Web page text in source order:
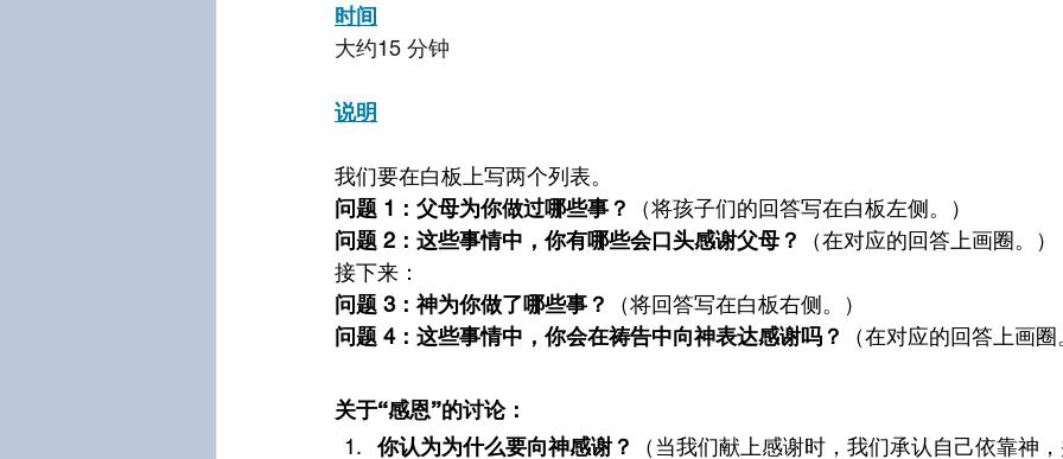
时间
大约15 分钟
说明
我们要在白板上写两个列表。
问题 1：父母为你做过哪些事？
（将孩子们的回答写在白板左侧。）
问题 2：这些事情中，你有哪些会口头感谢父母？
（在对应的回答上画圈。）
接下来：
问题 3：神为你做了哪些事？
（将回答写在白板右侧。）
问题 4：这些事情中，你会在祷告中向神表达感谢吗？
（在对应的回答上画圈
关于“感恩”的讨论：
你认为为什么要向神感谢？
（当我们献上感谢时，我们承认自己依靠神